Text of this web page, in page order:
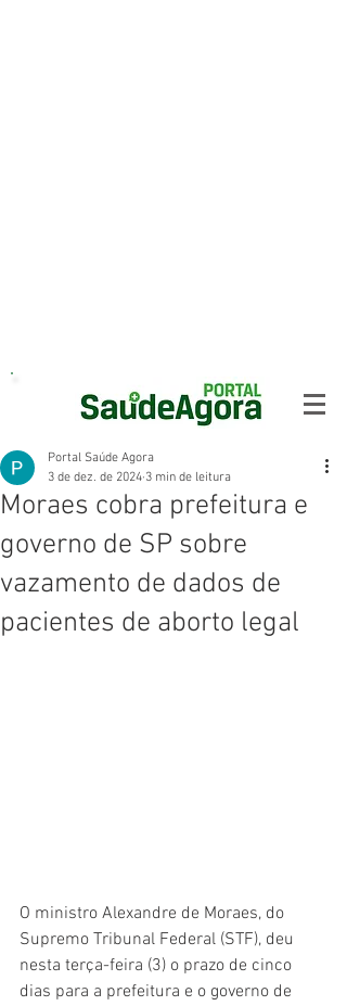
Moraes cobra prefeitura e
governo de SP sobre
vazamento de dados de
pacientes de aborto legal
Portal Saúde Agora
3 de dez. de 2024 3 min de leitura
O ministro Alexandre de Moraes, do
Supremo Tribunal Federal (STF), deu
nesta terça-feira (3) o prazo de cinco
dias para a prefeitura e o governo de